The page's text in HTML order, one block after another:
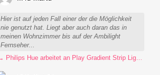
Hier ist auf jeden Fall einer der die Möglichkeit
nie genutzt hat. Liegt aber auch daran das in
meinen Wohnzimmer bis auf der Ambilight
Fernseher...
→ Philips Hue arbeitet an Play Gradient Strip Light Pro